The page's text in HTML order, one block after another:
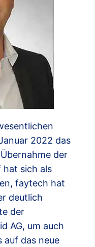
2022 das
der
hat sich als
faytech hat
deutlich
der
AG, um auch
auf das neue